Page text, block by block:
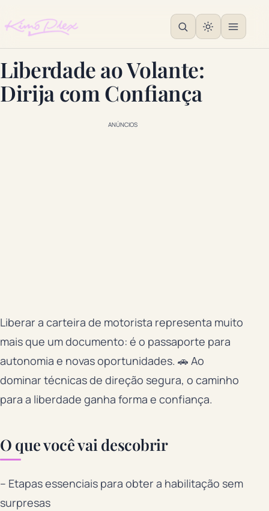
Liberdade ao Volante:
Dirija com Confiança
ANÚNCIOS
Liberar a carteira de motorista representa muito
mais que um documento: é o passaporte para
autonomia e novas oportunidades. 🚗 Ao
dominar técnicas de direção segura, o caminho
para a liberdade ganha forma e confiança.
O que você vai descobrir
– Etapas essenciais para obter a habilitação sem
surpresas